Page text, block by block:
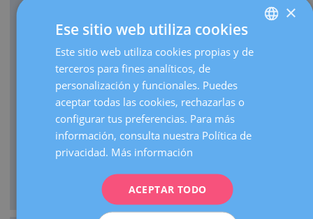
Cada año traemos al mundo más de 3.000 bebés.
Realizamos más de 30.000 ecografías de embarazo al
Como centro de referencia, hacemos más de 3.000
visitas de embarazos de alto riesgo al año.
Contamos con una UCI Neonatal de nivel III que atiende
SPANISH
×
Ese sitio web utiliza cookies
Este sitio web utiliza cookies propias y de
terceros para fines analíticos, de
personalización y funcionales. Puedes
aceptar todas las cookies, rechazarlas o
configurar tus preferencias. Para más
información, consulta nuestra Política de
privacidad. Más información
ACEPTAR TODO